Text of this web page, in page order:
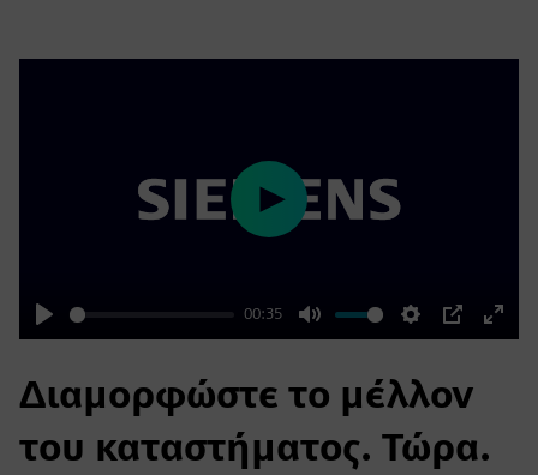
Play
00:35
Mute Settings
PIP
Enter
Play
Διαμορφώστε το μέλλον
του καταστήματος. Τώρα.